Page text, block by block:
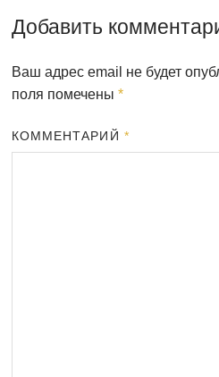
Добавить
Ваш адрес email не будет
поля помечены *
КОММЕНТАРИЙ *